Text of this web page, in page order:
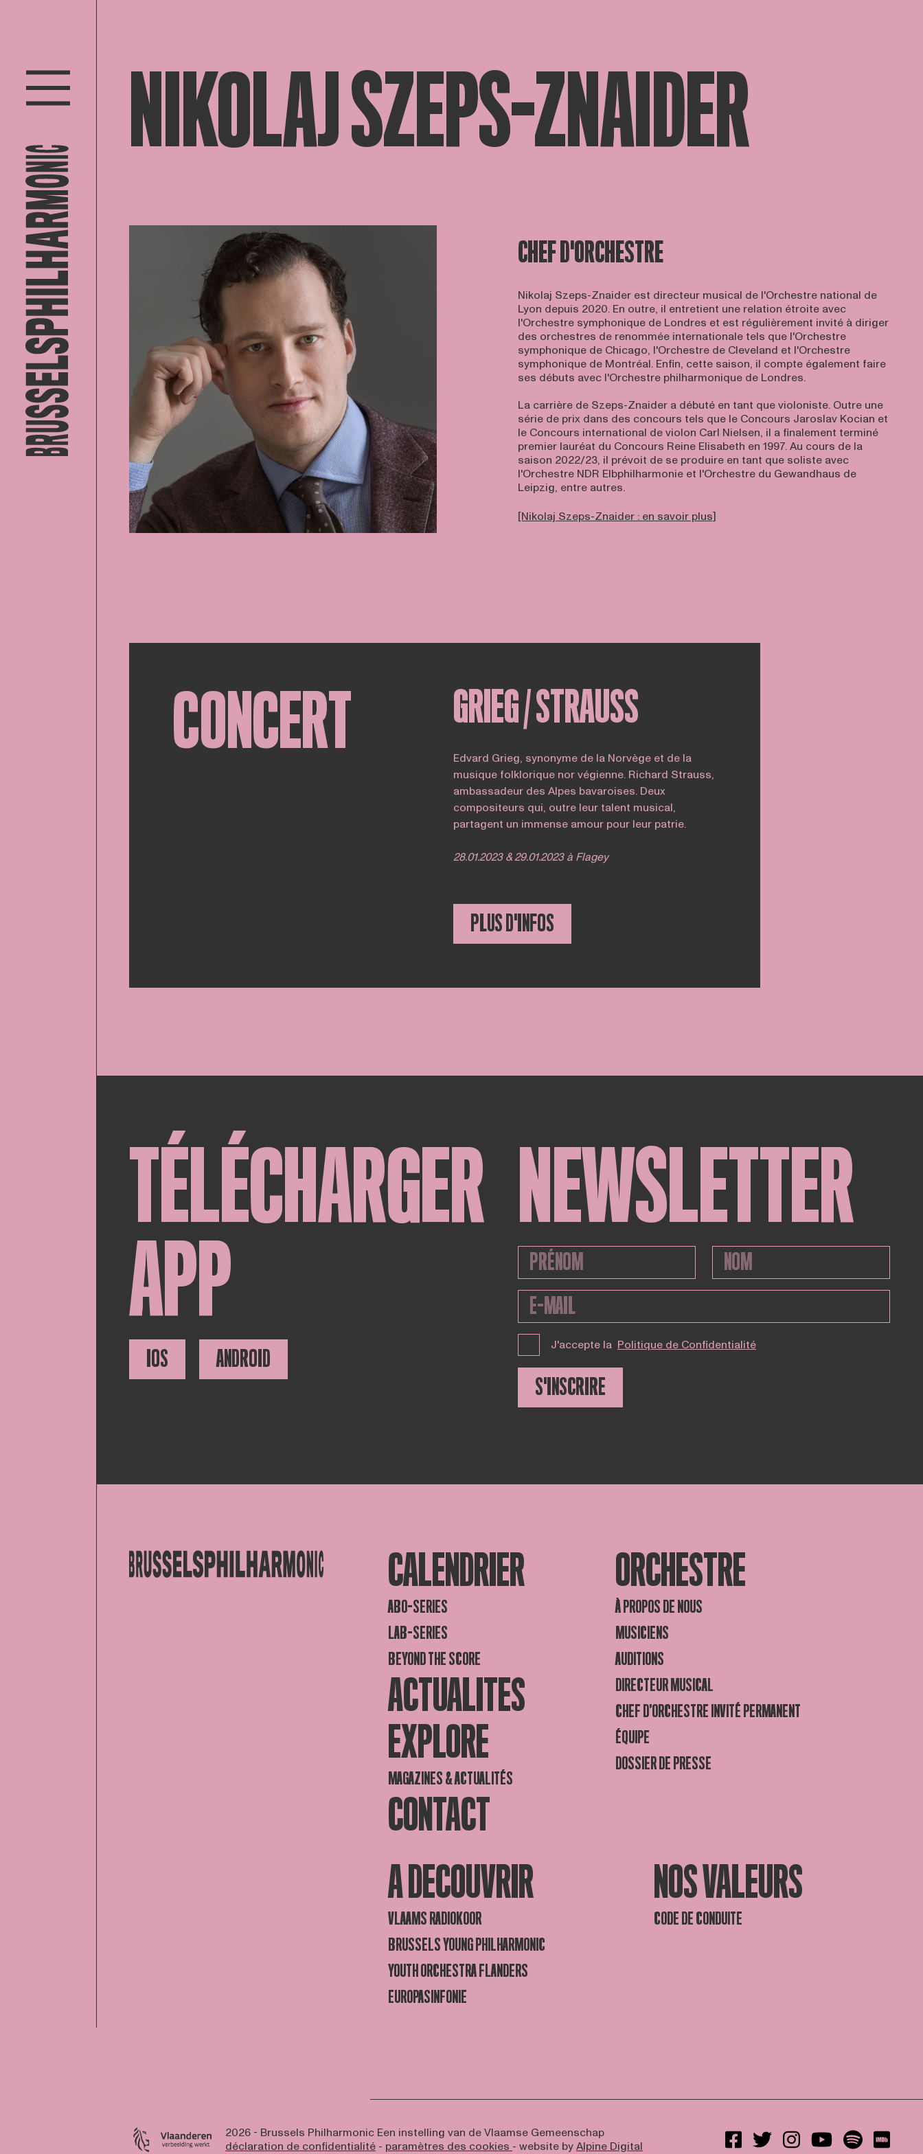
NIKOLAJ SZEPS-ZNAIDER
CHEF D'ORCHESTRE
Nikolaj Szeps-Znaider est directeur musical de l'Orchestre national de
Lyon depuis 2020. En outre, il entretient une relation étroite avec
l'Orchestre symphonique de Londres et est régulièrement invité à diriger
des orchestres de renommée internationale tels que l'Orchestre
symphonique de Chicago, l'Orchestre de Cleveland et l'Orchestre
symphonique de Montréal. Enfin, cette saison, il compte également faire
ses débuts avec l'Orchestre philharmonique de Londres.
La carrière de Szeps-Znaider a débuté en tant que violoniste. Outre une
série de prix dans des concours tels que le Concours Jaroslav Kocian et
le Concours international de violon Carl Nielsen, il a finalement terminé
premier lauréat du Concours Reine Elisabeth en 1997. Au cours de la
saison 2022/23, il prévoit de se produire en tant que soliste avec
l'Orchestre NDR Elbphilharmonie et l'Orchestre du Gewandhaus de
Leipzig, entre autres.
[Nikolaj Szeps-Znaider : en savoir plus]
CONCERT GRIEG / STRAUSS
Edvard Grieg, synonyme de la Norvège et de la
musique folklorique nor végienne. Richard Strauss,
ambassadeur des Alpes bavaroises. Deux
compositeurs qui, outre leur talent musical,
partagent un immense amour pour leur patrie.
28.01.2023 & 29.01.2023 à Flagey
PLUS D'INFOS
TÉLÉCHARGER
APP
IOS ANDROID
NEWSLETTER
J'accepte la Politique de Confidentialité
S'INSCRIRE
CALENDRIER
ABO-SERIES
LAB-SERIES
BEYOND THE SCORE
ACTUALITES
EXPLORE
MAGAZINES & ACTUALITÉS
CONTACT
ORCHESTRE
À PROPOS DE NOUS
MUSICIENS
AUDITIONS
DIRECTEUR MUSICAL
CHEF D’ORCHESTRE INVITÉ PERMANENT
ÉQUIPE
DOSSIER DE PRESSE
A DECOUVRIR
VLAAMS RADIOKOOR
BRUSSELS YOUNG PHILHARMONIC
YOUTH ORCHESTRA FLANDERS
EUROPASINFONIE
NOS VALEURS
CODE DE CONDUITE
2026 - Brussels Philharmonic Een instelling van de Vlaamse Gemeenschap
déclaration de confidentialité - paramètres des cookies - website byAlpine Digital